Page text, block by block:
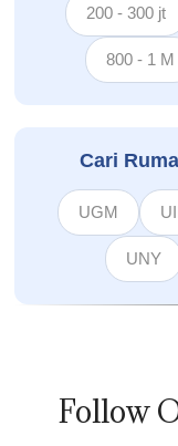
200 - 300 jt
800 - 1 M
Cari
UGM
UNY
Follow